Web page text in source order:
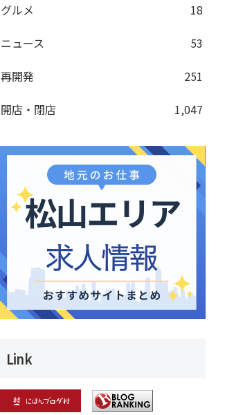
グルメ
18
ニュース
53
再開発
251
開店・閉店
1,047
Link